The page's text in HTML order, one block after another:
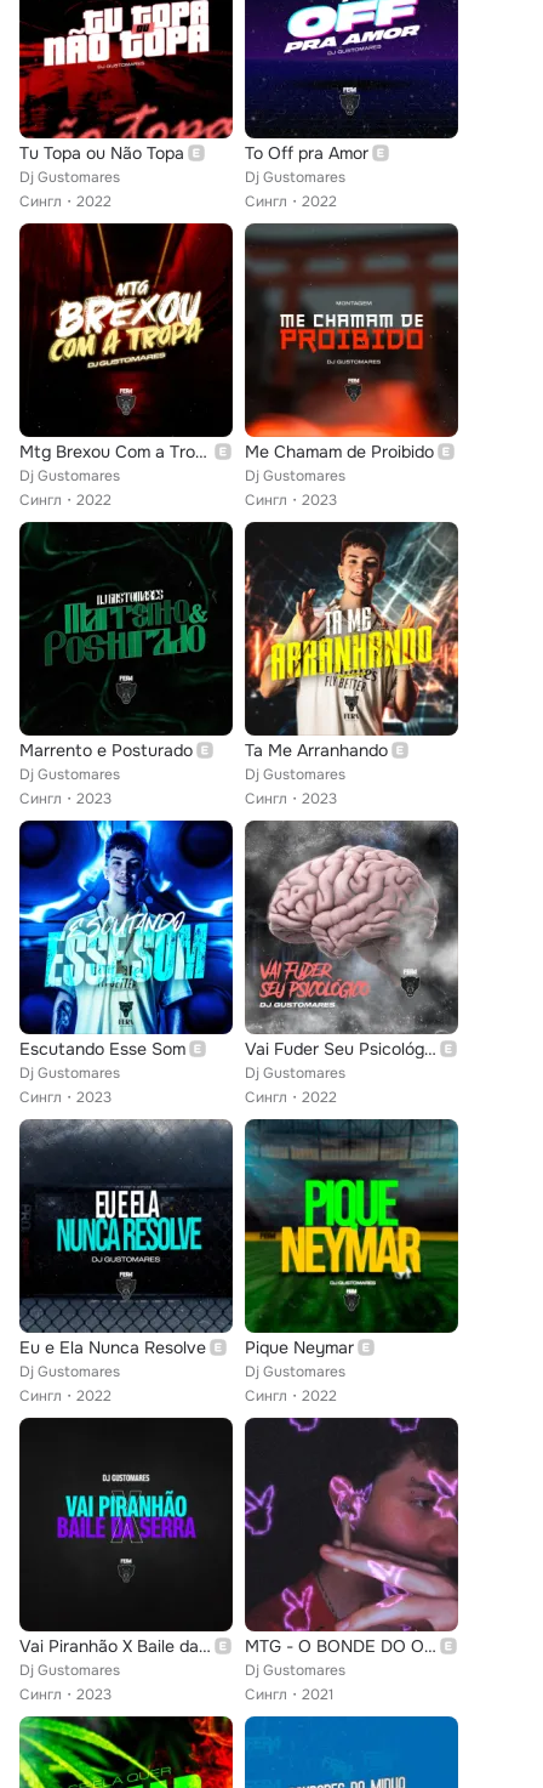
Tu Topa ou Não Topa
Dj Gustomares
Сингл
2022
To Off pra Amor
Dj Gustomares
Сингл
2022
Mtg Brexou Com a Tropa
Dj Gustomares
Сингл
2022
Me Chamam de Proibido
Dj Gustomares
Сингл
2023
Marrento e Posturado
Dj Gustomares
Сингл
2023
Ta Me Arranhando
Dj Gustomares
Сингл
2023
Escutando Esse Som
Dj Gustomares
Сингл
2023
Vai Fuder Seu Psicológico
Dj Gustomares
Сингл
2022
Eu e Ela Nunca Resolve
Dj Gustomares
Сингл
2022
Pique Neymar
Dj Gustomares
Сингл
2022
Vai Piranhão X Baile da Serra
Dj Gustomares
Сингл
2023
MTG - O BONDE DO OPEN DROGA
Dj Gustomares
Сингл
2021